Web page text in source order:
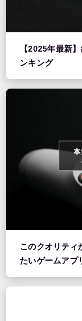
【2025年最新
ンキング
このクオリティ
たいゲームアプ